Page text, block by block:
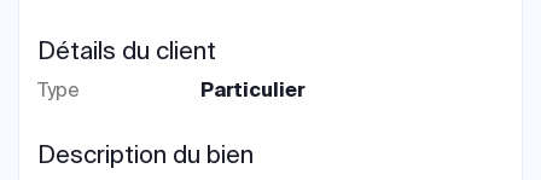
Détails du client
Type Particulier
Description du bien